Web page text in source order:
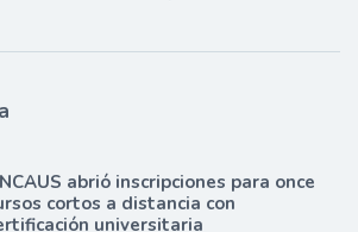
abrió inscripciones para once
cortos a distancia con
universitaria